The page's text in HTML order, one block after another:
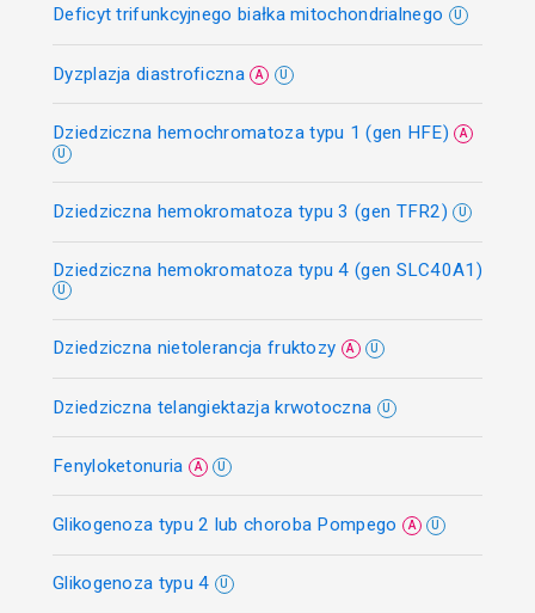
Deficyt trifunkcyjnego białka mitochondrialnego U
Dyzplazja diastroficzna A U
Dziedziczna hemochromatoza typu 1 (gen HFE)
A
U
Dziedziczna hemokromatoza typu 3 (gen TFR2) U
Dziedziczna hemokromatoza typu 4 (gen SLC40A1)
U
Dziedziczna nietolerancja fruktozy A U
Dziedziczna telangiektazja krwotoczna U
Fenyloketonuria A U
Glikogenoza typu 2 lub choroba Pompego A U
Glikogenoza typu 4 U